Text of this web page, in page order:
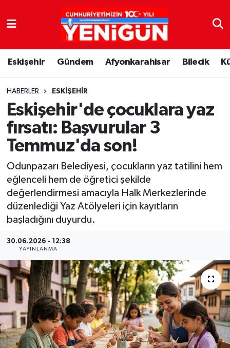
Eskişehir Gündem Afyonkarahisar Bilecik
HABERLER ESKIŞEHIR
Eskişehir'de çocuklara yaz
fırsatı: Başvurular 3
Temmuz'da son!
Odunpazarı Belediyesi, çocukların yaz tatilini hem
eğlenceli hem de öğretici şekilde
değerlendirmesi amacıyla Halk Merkezlerinde
düzenlediği Yaz Atölyeleri için kayıtların
başladığını duyurdu.
30.06.2026 - 12:38
YAYINLANMA
Nöbetçi Eczaneler
Hava Durumu
Trafik Durumu
Süper Lig Puan Durumu ve Fikstür
Tüm Manşetler
Son Dakika Haberleri
Haber Arşivi